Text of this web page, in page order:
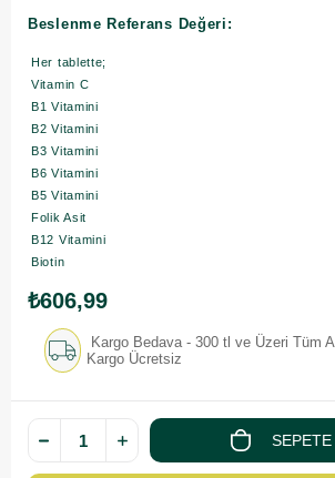
Beslenme Referans Değeri:
Her tablette;
Vitamin C
B1 Vitamini
B2 Vitamini
B3 Vitamini
B6 Vitamini
B5 Vitamini
Folik Asit
B12 Vitamini
Biotin
₺606,99
Kargo Bedava - 300 tl ve Üzeri Tüm
Kargo Ücretsiz